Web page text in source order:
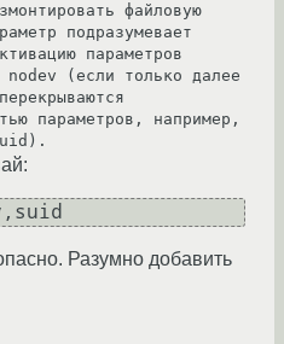
файловую
подразумевает
параметров
(если только далее
параметров, например,
Разумно добавить